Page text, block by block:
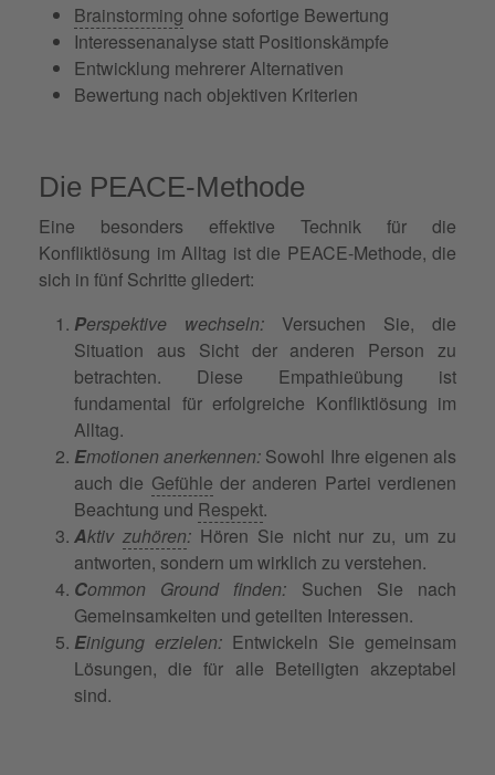
Brainstorming ohne sofortige Bewertung
Interessenanalyse statt Positionskämpfe
Entwicklung mehrerer Alternativen
Bewertung nach objektiven Kriterien
Die PEACE-Methode
Eine besonders effektive Technik für die
Konfliktlösung im Alltag ist die PEACE-Methode, die
sich in fünf Schritte gliedert:
Perspektive wechseln: Versuchen Sie, die
Situation aus Sicht der anderen Person zu
betrachten. Diese Empathieübung ist
fundamental für erfolgreiche Konfliktlösung im
Alltag.
Emotionen anerkennen: Sowohl Ihre eigenen als
auch die Gefühle der anderen Partei verdienen
Beachtung und Respekt.
Aktiv zuhören:Hören Sie nicht nur zu, um zu
antworten, sondern um wirklich zu verstehen.
Common Ground finden: Suchen Sie nach
Gemeinsamkeiten und geteilten Interessen.
Einigung erzielen: Entwickeln Sie gemeinsam
Lösungen, die für alle Beteiligten akzeptabel
sind.